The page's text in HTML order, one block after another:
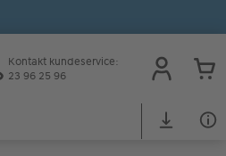
Kontakt kundeservice:
23 96 25 96